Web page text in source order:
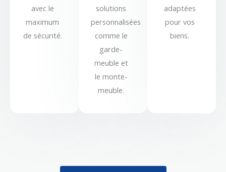
avec le
maximum
de sécurité.
solutions
personnalisées
comme le
garde-
meuble et
le monte-
meuble.
adaptées
pour vos
biens.